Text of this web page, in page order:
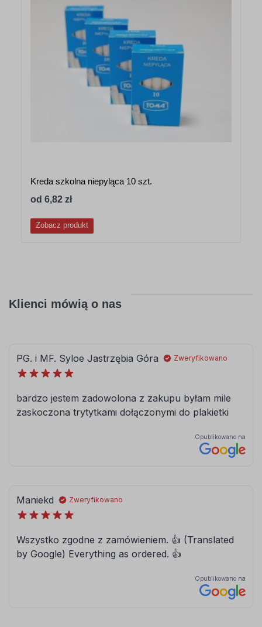
Kreda szkolna niepyląca 10 szt.
od 6,82 zł
Zobacz produkt
Klienci mówią o nas